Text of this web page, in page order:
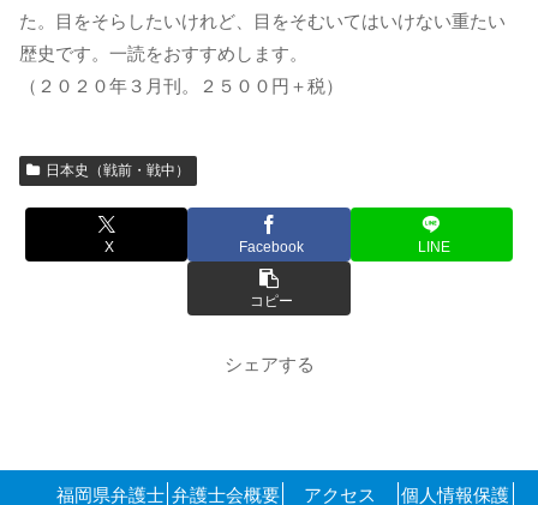
た。目をそらしたいけれど、目をそむいてはいけない重たい
歴史です。一読をおすすめします。
（２０２０年３月刊。２５００円＋税）
日本史（戦前・戦中）
X Facebook LINE
コピー
シェアする
福岡県弁護士 弁護士会概要 アクセス 個人情報保護